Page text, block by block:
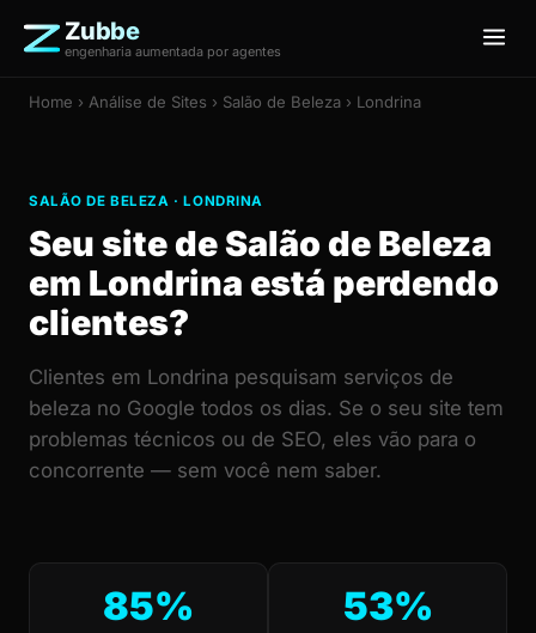
Zubbe
engenharia aumentada por agentes
Home › Análise de Sites › Salão de Beleza › Londrina
SALÃO DE BELEZA · LONDRINA
Seu site de Salão de Beleza
em Londrina está perdendo
clientes?
Clientes em Londrina pesquisam serviços de
beleza no Google todos os dias. Se o seu site tem
problemas técnicos ou de SEO, eles vão para o
concorrente — sem você nem saber.
85% 53%